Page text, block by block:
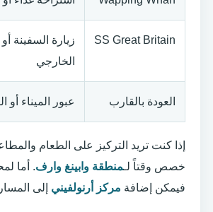
SS Great Britain
زيارة السفينة
الخارجي
العودة بالقارب عبور الميناء أو
إذا كنت تريد التركيز على الطعام
خصص وقتاً لـمنطقة وابينغ وارف. أما
فيمكن إضافة مركز أرنولفيني إلى